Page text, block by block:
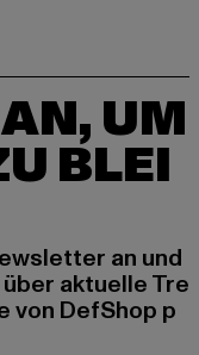
UM
BLEI
an und
aktuelle Tre
von DefShop p